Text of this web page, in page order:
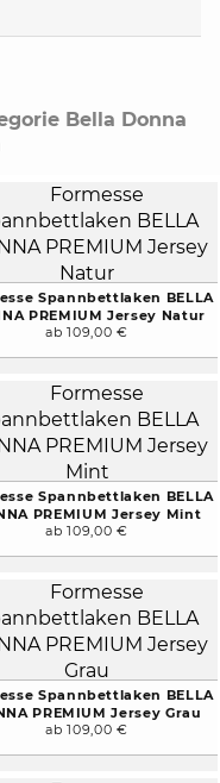
Bella Donna
Spannbettlaken BELLA
PREMIUM Jersey Natur
ab 109,00 €
Spannbettlaken BELLA
PREMIUM Jersey Mint
ab 109,00 €
Spannbettlaken BELLA
PREMIUM Jersey Grau
ab 109,00 €